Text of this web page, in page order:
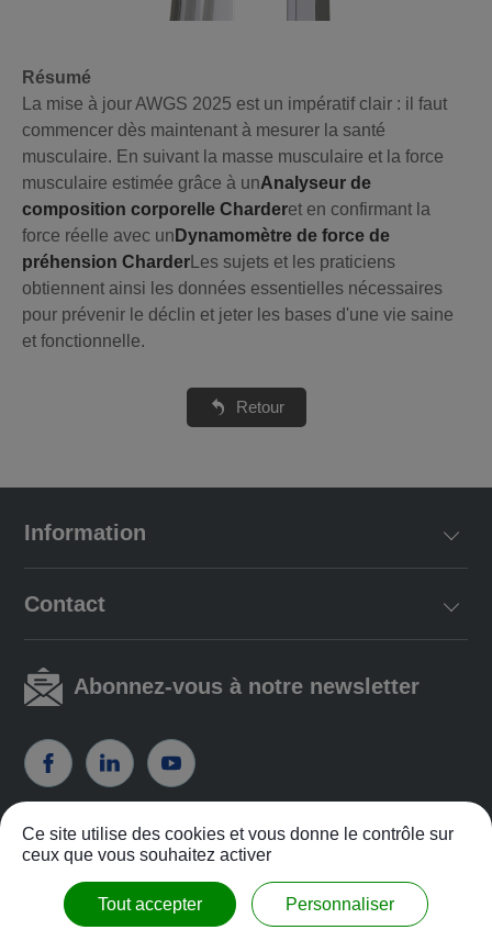
Résumé
La mise à jour AWGS 2025 est un impératif clair : il faut
commencer dès maintenant à mesurer la santé
musculaire. En suivant la masse musculaire et la force
musculaire estimée grâce à unAnalyseur de
composition corporelle Charderet en confirmant la
force réelle avec un Dynamomètre de force de
préhension Charder Les sujets et les praticiens
obtiennent ainsi les données essentielles nécessaires
pour prévenir le déclin et jeter les bases d'une vie saine
et fonctionnelle.
Retour
Information
Contact
Abonnez-vous à notre newsletter
Politique de confidentialité|Politique de service
COPYRIGHT ©2026
Charder Electronic Co., Ltd.
ALL RIGHTS RESERVED.
Ce site utilise des cookies et vous donne le contrôle sur
ceux que vous souhaitez activer
Tout accepter Personnaliser